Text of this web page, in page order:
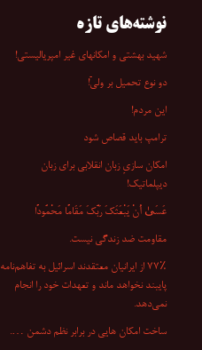
نوشته‌های تازه
شهید بهشتی و امکانهای غیر امپریالیستی!
دو نوع تحمیل بر ولیّ!
این مردم!
ترامپ باید قصاص شود
امکان سازیِ زبان انقلابی برای زبان
دیپلماتیک!
عَسَىٰ أَنْ یَبْعَثَکَ رَبُّکَ مَقَامًا مَحْمُودًا
مقاومت ضد زندگی نیست.
۷۷٪ از ایرانیان معتقدند اسرائیل به تفاهم‌نامه
پایبند نخواهد ماند و تعهدات خود را انجام
نمی‌دهد.
ساخت امکان هایی در برابر نظم دشمن ….